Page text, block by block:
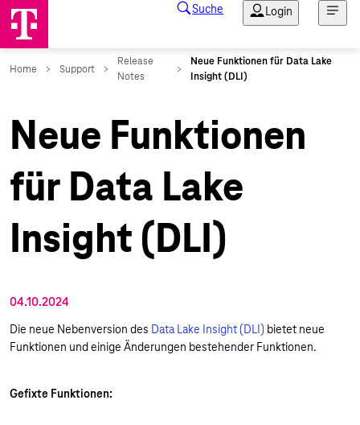
Neue Funktionen
für Data Lake
Insight (DLI)
04.10.2024
Die neue Nebenversion des Data Lake Insight (DLI) bietet neue
Funktionen und einige Änderungen bestehender Funktionen.
Gefixte Funktionen: